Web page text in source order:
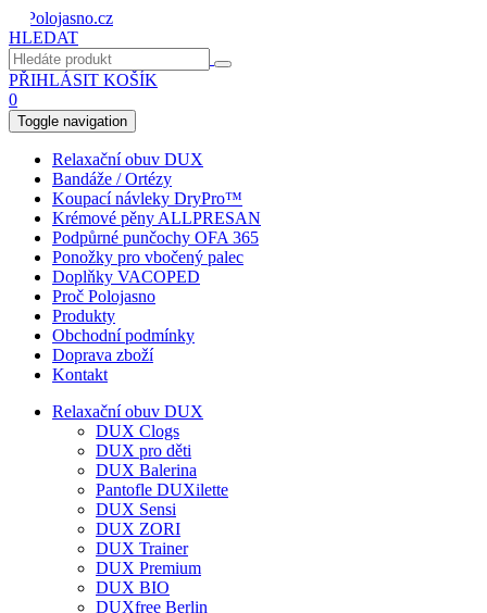
HLEDAT
PŘIHLÁSIT KOŠÍK
0
Toggle navigation
Relaxační obuv DUX
Bandáže / Ortézy
Koupací návleky DryPro™
Krémové pěny ALLPRESAN
Podpůrné punčochy OFA 365
Ponožky pro vbočený palec
Doplňky VACOPED
Proč Polojasno
Produkty
Obchodní podmínky
Doprava zboží
Kontakt
Relaxační obuv DUX
DUX Clogs
DUX pro děti
DUX Balerina
Pantofle DUXilette
DUX Sensi
DUX ZORI
DUX Trainer
DUX Premium
DUX BIO
DUXfree Berlin